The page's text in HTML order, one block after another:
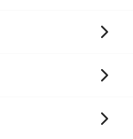
のし風のカードを
す。